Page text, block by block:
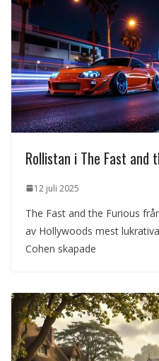
Rollistan i The Fast and
12 juli 2025
The Fast and the Furious
av Hollywoods mest
Cohen skapade